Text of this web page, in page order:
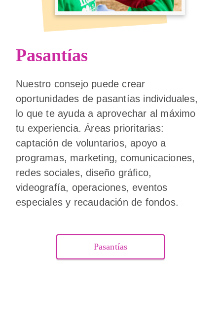
Pasantías
Nuestro consejo puede crear
oportunidades de pasantías individuales,
lo que te ayuda a aprovechar al máximo
tu experiencia. Áreas prioritarias:
captación de voluntarios, apoyo a
programas, marketing, comunicaciones,
redes sociales, diseño gráfico,
videografía, operaciones, eventos
especiales y recaudación de fondos.
Pasantías